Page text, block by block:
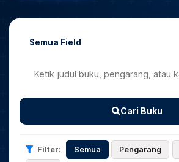
Cari Buku
Filter: Semua Pengarang